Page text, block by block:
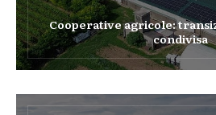
Cooperative agricole:
condivisa